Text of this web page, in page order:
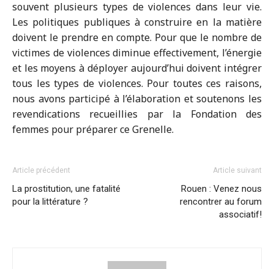
souvent plusieurs types de violences dans leur vie.
Les politiques publiques à construire en la matière
doivent le prendre en compte. Pour que le nombre de
victimes de violences diminue effectivement, l’énergie
et les moyens à déployer aujourd’hui doivent intégrer
tous les types de violences. Pour toutes ces raisons,
nous avons participé à l’élaboration et soutenons les
revendications recueillies par la Fondation des
femmes pour préparer ce Grenelle.
Article précédent
La prostitution, une fatalité
pour la littérature ?
Article suivant
Rouen : Venez nous
rencontrer au forum
associatif!